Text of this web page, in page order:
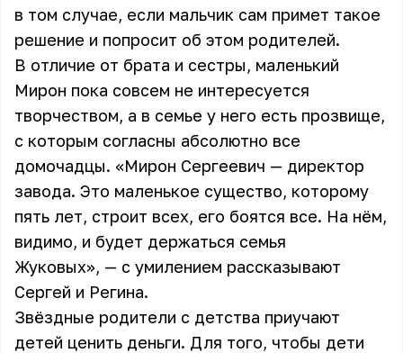
в том случае, если мальчик сам примет такое
решение и попросит об этом родителей.
В отличие от брата и сестры, маленький
Мирон пока совсем не интересуется
творчеством, а в семье у него есть прозвище,
с которым согласны абсолютно все
домочадцы. «Мирон Сергеевич — директор
завода. Это маленькое существо, которому
пять лет, строит всех, его боятся все. На нём,
видимо, и будет держаться семья
Жуковых», — с умилением рассказывают
Сергей и Регина.
Звёздные родители с детства приучают
детей ценить деньги. Для того, чтобы дети